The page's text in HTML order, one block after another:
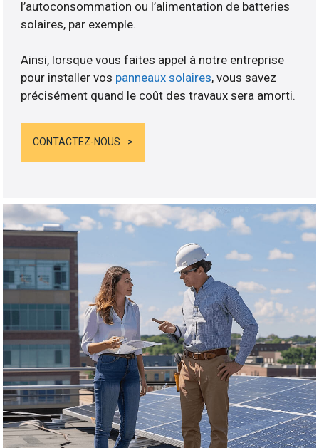
l’autoconsommation ou l’alimentation de batteries
solaires, par exemple.
Ainsi, lorsque vous faites appel à notre entreprise
pour installer vos panneaux solaires, vous savez
précisément quand le coût des travaux sera amorti.
CONTACTEZ-NOUS